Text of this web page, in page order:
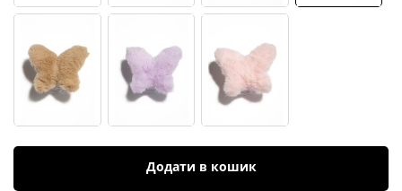
Додати в кошик